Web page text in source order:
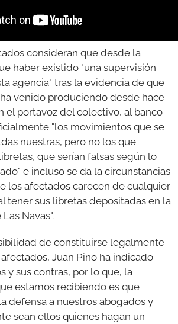
consideran que desde la
haber existido "una supervisión
agencia" tras la evidencia de que
venido produciendo desde hace
el portavoz del colectivo, al banco
"los movimientos que se
nuestras, pero no los que
que serían falsas según lo
e incluso se da la circunstancias
los afectados carecen de cualquier
tener sus libretas depositadas en la
Navas".
de constituirse legalmente
Juan Pino ha indicado
y sus contras, por lo que, la
estamos recibiendo es que
defensa a nuestros abogados y
sean ellos quienes hagan un